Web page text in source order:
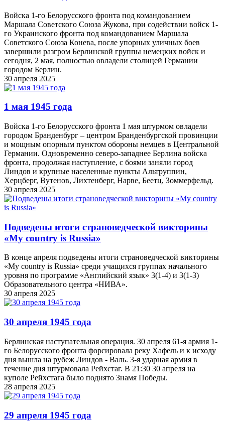
Войска 1-го Белорусского фронта под командованием
Маршала Советского Союза Жукова, при содействии войск 1-
го Украинского фронта под командованием Маршала
Советского Союза Конева, после упорных уличных боев
завершили разгром Берлинской группы немецких войск и
сегодня, 2 мая, полностью овладели столицей Германии
городом Берлин.
30 апреля 2025
1 мая 1945 года
Войска 1-го Белорусского фронта 1 мая штурмом овладели
городом Бранденбург – центром Бранденбургской провинции
и мощным опорным пунктом обороны немцев в Центральной
Германии. Одновременно северо-западнее Берлина войска
фронта, продолжая наступление, с боями заняли город
Линдов и крупные населенные пункты Альтруппин,
Херцберг, Вутенов, Лихтенберг, Нарве, Беетц, Зоммерфельд.
30 апреля 2025
Подведены итоги страноведческой викторины
«My country is Russia»
В конце апреля подведены итоги страноведческой викторины
«My country is Russia» среди учащихся группах начального
уровня по программе «Английский язык» 3(1-4) и 3(1-3)
Образовательного центра «НИВА».
30 апреля 2025
30 апреля 1945 года
Берлинская наступательная операция. 30 апреля 61-я армия 1-
го Белорусского фронта форсировала реку Хафель и к исходу
дня вышла на рубеж Линдов - Валь. 3-я ударная армия в
течение дня штурмовала Рейхстаг. В 21:30 30 апреля на
куполе Рейхстага было поднято Знамя Победы.
28 апреля 2025
29 апреля 1945 года